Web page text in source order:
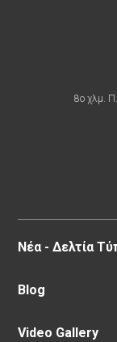
8ο χλμ.
Νέα - Δελτία
Blog
Video Gallery